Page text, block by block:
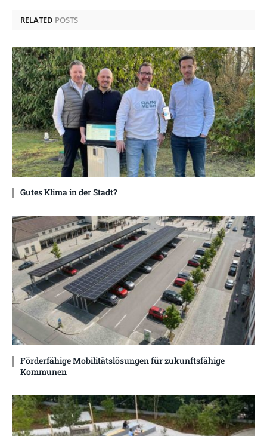
RELATED POSTS
Gutes Klima in der Stadt?
Förderfähige Mobilitätslösungen für zukunftsfähige
Kommunen